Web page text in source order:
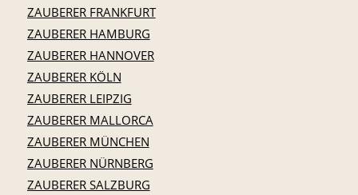
ZAUBERER FRANKFURT
ZAUBERER HAMBURG
ZAUBERER HANNOVER
ZAUBERER KÖLN
ZAUBERER LEIPZIG
ZAUBERER MALLORCA
ZAUBERER MÜNCHEN
ZAUBERER NÜRNBERG
ZAUBERER SALZBURG